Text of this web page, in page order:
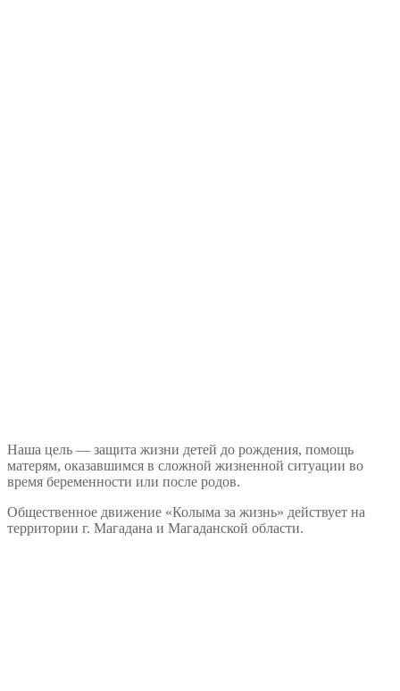
Наша цель — защита жизни детей до рождения, помощь
матерям, оказавшимся в сложной жизненной ситуации во
время беременности или после родов.
Общественное движение «Колыма за жизнь» действует на
территории г. Магадана и Магаданской области.